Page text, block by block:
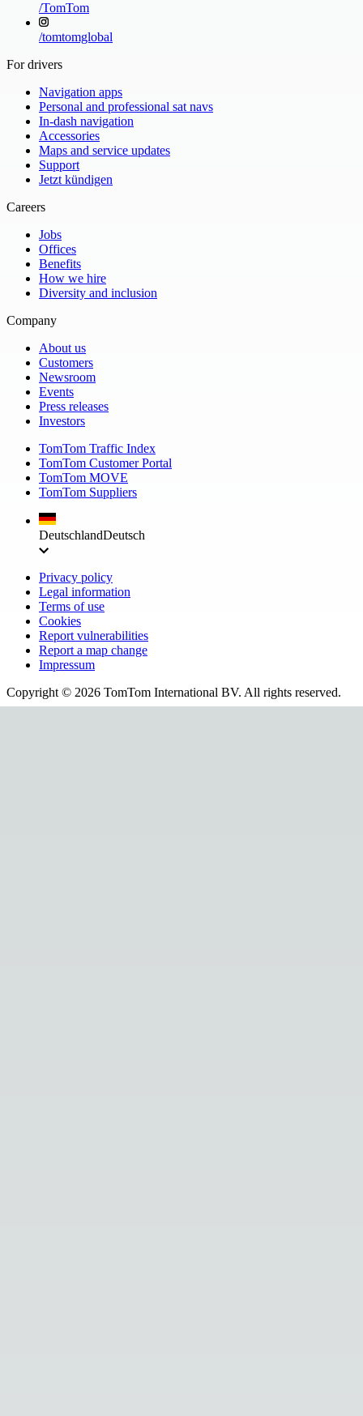
/TomTom
/tomtomglobal
For drivers
Navigation apps
Personal and professional sat navs
In-dash navigation
Accessories
Maps and service updates
Support
Jetzt kündigen
Careers
Jobs
Offices
Benefits
How we hire
Diversity and inclusion
Company
About us
Customers
Newsroom
Events
Press releases
Investors
TomTom Traffic Index
TomTom Customer Portal
TomTom MOVE
TomTom Suppliers
DeutschlandDeutsch
Privacy policy
Legal information
Terms of use
Cookies
Report vulnerabilities
Report a map change
Impressum
Copyright © 2026 TomTom International BV. All rights reserved.